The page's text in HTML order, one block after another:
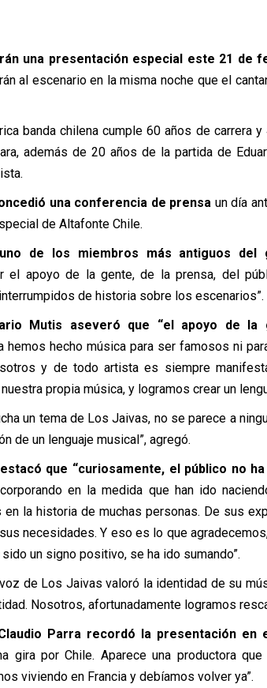
una presentación especial este 21 de
al escenario en la misma noche que el
banda chilena cumple 60 años de carrera
además de 20 años de la partida de
una conferencia de prensa un día
de Altafonte Chile.
de los miembros más antiguos del
el apoyo de la gente, de la prensa, del
de historia sobre los escenarios”.
Mutis aseveró que “el apoyo de la
hemos hecho música para ser famosos ni
y de todo artista es siempre
propia música, y logramos crear un
un tema de Los Jaivas, no se parece a
de un lenguaje musical”, agregó.
que “curiosamente, el público no
en la medida que han ido
la historia de muchas personas. De sus
necesidades. Y eso es lo que
un signo positivo, se ha ido sumando”.
de Los Jaivas valoró la identidad de su
Nosotros, afortunadamente logramos
Parra recordó la presentación en
gira por Chile. Aparece una productora
viviendo en Francia y debíamos volver ya”.